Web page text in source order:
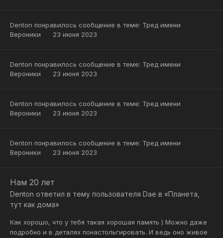
Denton понравилось сообщение в теме: Тред имени
Вероники
23 июня 2023
Denton понравилось сообщение в теме: Тред имени
Вероники
23 июня 2023
Denton понравилось сообщение в теме: Тред имени
Вероники
23 июня 2023
Denton понравилось сообщение в теме: Тред имени
Вероники
23 июня 2023
Нам 20 лет
Denton ответил в тему пользователя Dae в «Планета,
тут как дома»
Как хорошо, что у тебя такая хорошая память ) Можно даже
подробно и в деталях понастольгировать. И ведь оно живое